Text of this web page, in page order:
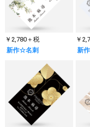
￥2,780＋税
新作☆名刺
￥
新